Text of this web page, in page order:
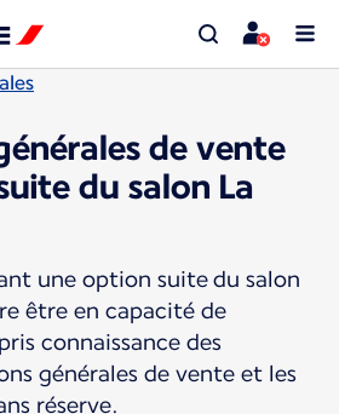
de vente
du salon La
une option suite du salon
être en capacité de
connaissance des
générales de vente et les
réserve.